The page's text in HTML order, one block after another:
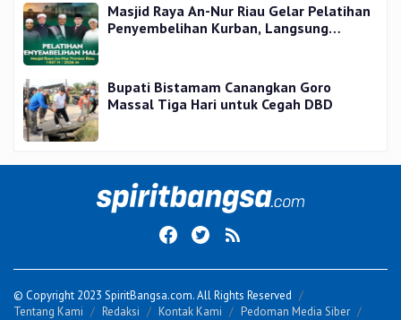
Masjid Raya An-Nur Riau Gelar Pelatihan
Penyembelihan Kurban, Langsung
Bupati Bistamam Canangkan Goro
Massal Tiga Hari untuk Cegah DBD
© Copyright 2023 SpiritBangsa.com. All Rights Reserved
Tentang Kami
Redaksi Kontak Kami Pedoman Media Siber